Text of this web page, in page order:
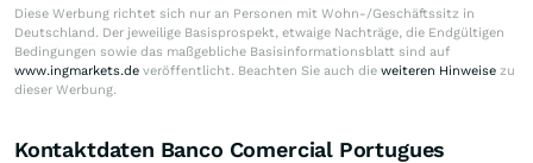
Diese Werbung richtet sich nur an Personen mit Wohn-/Geschäftssitz in
Deutschland. Der jeweilige Basisprospekt, etwaige Nachträge, die Endgültigen
Bedingungen sowie das maßgebliche Basisinformationsblatt sind auf
www.ingmarkets.de veröffentlicht. Beachten Sie auch die weiteren Hinweise zu
dieser Werbung.
Kontaktdaten Banco Comercial Portugues